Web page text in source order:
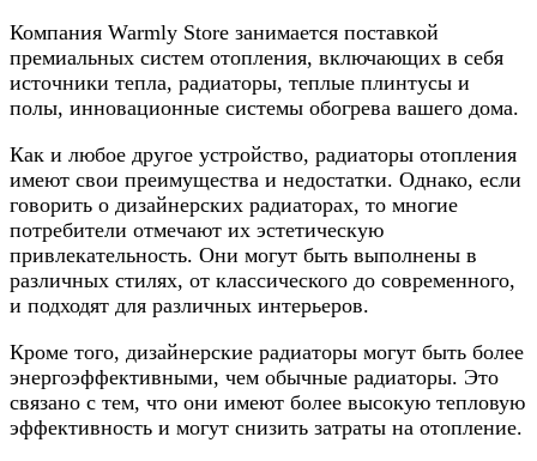
Компания Warmly Store занимается поставкой
премиальных систем отопления, включающих в себя
источники тепла, радиаторы, теплые плинтусы и
полы, инновационные системы обогрева вашего дома.
Как и любое другое устройство, радиаторы отопления
имеют свои преимущества и недостатки. Однако, если
говорить о дизайнерских радиаторах, то многие
потребители отмечают их эстетическую
привлекательность. Они могут быть выполнены в
различных стилях, от классического до современного,
и подходят для различных интерьеров.
Кроме того, дизайнерские радиаторы могут быть более
энергоэффективными, чем обычные радиаторы. Это
связано с тем, что они имеют более высокую тепловую
эффективность и могут снизить затраты на отопление.